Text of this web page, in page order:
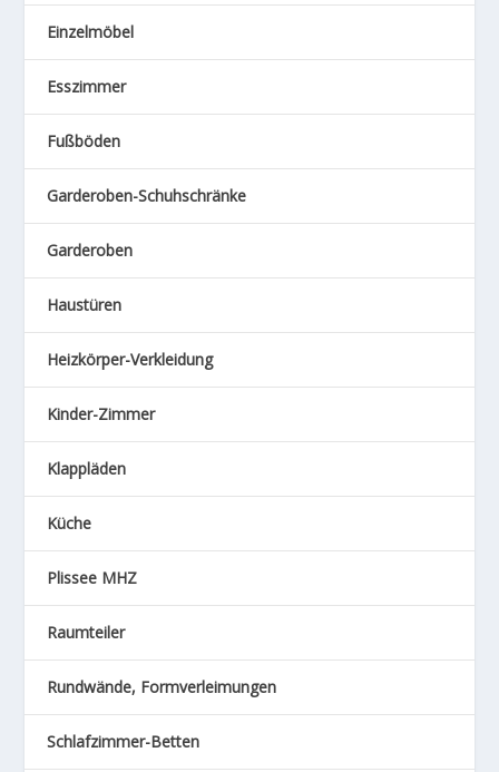
Einzelmöbel
Esszimmer
Fußböden
Garderoben-Schuhschränke
Garderoben
Haustüren
Heizkörper-Verkleidung
Kinder-Zimmer
Klappläden
Küche
Plissee MHZ
Raumteiler
Rundwände, Formverleimungen
Schlafzimmer-Betten